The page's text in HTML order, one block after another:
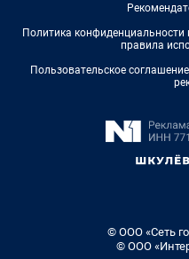
Политика
правила
Пользовательское
© ООО «Сеть
© ООО